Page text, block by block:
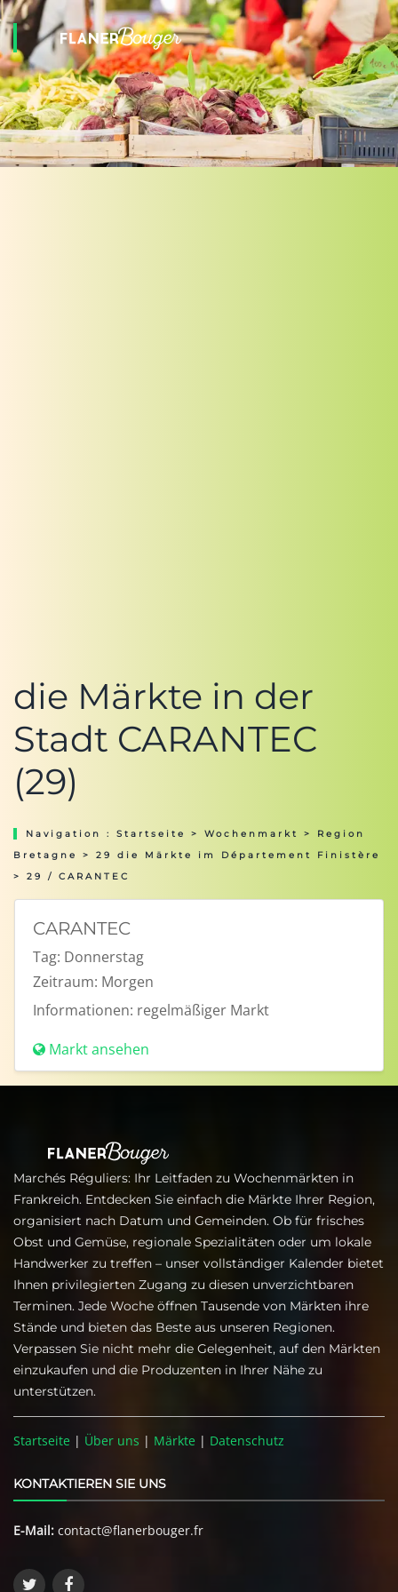
die Märkte in der
Stadt CARANTEC
(29)
Navigation : Startseite > Wochenmarkt > Region
Bretagne
> 29 die Märkte im Département Finistère
> 29 / CARANTEC
CARANTEC
Tag: Donnerstag
Zeitraum: Morgen
Informationen: regelmäßiger Markt
Markt ansehen
Marchés Réguliers: Ihr Leitfaden zu Wochenmärkten in
Frankreich. Entdecken Sie einfach die Märkte Ihrer Region,
organisiert nach Datum und Gemeinden. Ob für frisches
Obst und Gemüse, regionale Spezialitäten oder um lokale
Handwerker zu treffen – unser vollständiger Kalender bietet
Ihnen privilegierten Zugang zu diesen unverzichtbaren
Terminen. Jede Woche öffnen Tausende von Märkten ihre
Stände und bieten das Beste aus unseren Regionen.
Verpassen Sie nicht mehr die Gelegenheit, auf den Märkten
einzukaufen und die Produzenten in Ihrer Nähe zu
unterstützen.
Startseite | Über uns | Märkte | Datenschutz
KONTAKTIEREN SIE UNS
E-Mail: contact@flanerbouger.fr